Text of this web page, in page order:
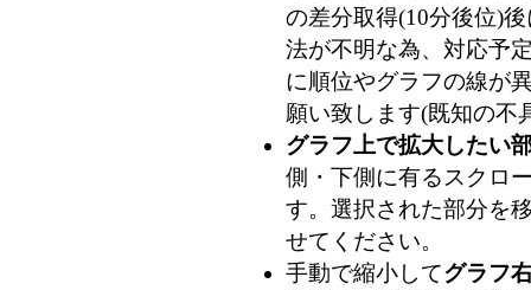
の差分取得(10分後位)
法が不明な為、対応予
に順位やグラフの線が
願い致します(既知の不
グラフ上で拡大したい
側・下側に有るスクロ
す。選択された部分を
せてください。
手動で縮小してグラフ